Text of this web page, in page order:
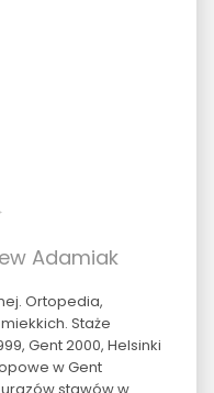
Adamiak
Ortopedia,
Staże
Gent 2000, Helsinki
w Gent
urazów stawów w